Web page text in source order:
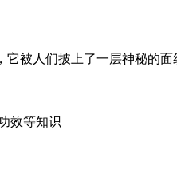
被人们披上了一层神秘的
效等知识